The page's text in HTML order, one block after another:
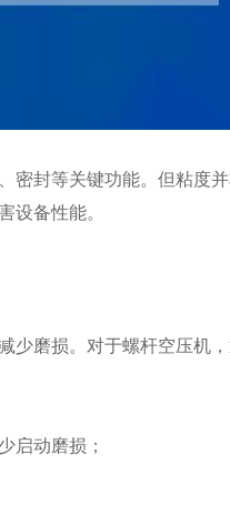
密封等关键功能。但粘度
设备性能。
少磨损。对于螺杆空压机
启动磨损；